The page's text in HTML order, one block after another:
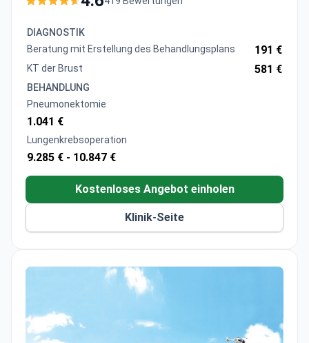
Pakete für Dekortikationsoperationen beinhalten
Krankenhausaufenthalt und Konsultationen durch
Professoren
DIAGNOSTIK
Beratung mit Erstellung des Behandlungsplans
191 €
KT der Brust 581 €
BEHANDLUNG
Pneumonektomie
1.041 €
Lungenkrebsoperation
9.285 € - 10.847 €
Kostenloses Angebot einholen
Klinik-Seite